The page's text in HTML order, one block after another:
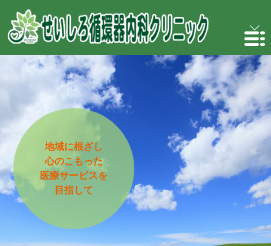
地域に根ざし
心のこもった
医療サービスを
目指して